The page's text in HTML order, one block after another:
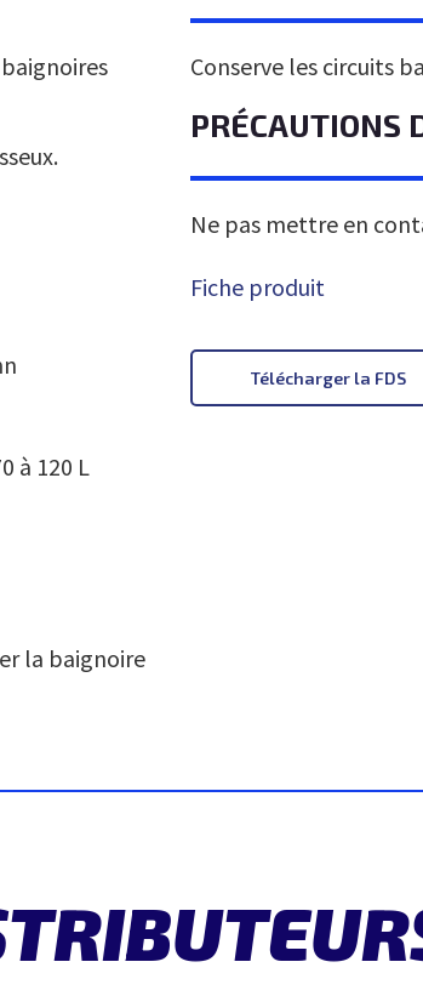
à 120 L
la baignoire
Conserve les circuits
PRÉCAUTIONS
Ne pas mettre en
Fiche produit
Télécharger la FDS